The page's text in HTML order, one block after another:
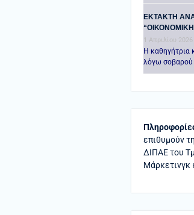
ΕΚΤΑΚΤΗ
1 Απριλίου 2026
Η καθηγήτρια
λόγω
επιθυμούν
ΔΙΠΑΕ του
Μάρκετινγκ